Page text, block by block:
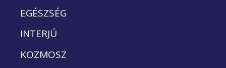
EGÉSZSÉG
INTERJÚ
KOZMOSZ